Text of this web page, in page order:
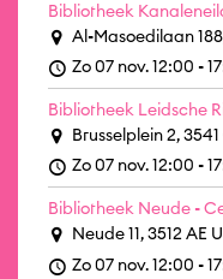
Bibliotheek
Al-Masoedilaan
Zo 07 nov. 12:00 -
Bibliotheek Leidsche
Brusselplein 2,
Zo 07 nov. 12:00 -
Bibliotheek Neude -
Neude 11, 3512 AE
Zo 07 nov. 12:00 -